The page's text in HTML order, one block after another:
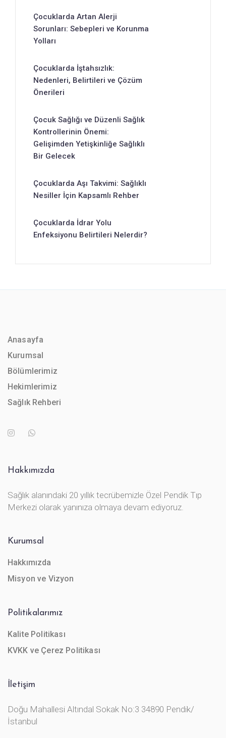
Çocuklarda Artan Alerji
Sorunları: Sebepleri ve Korunma
Yolları
Çocuklarda İştahsızlık:
Nedenleri, Belirtileri ve Çözüm
Önerileri
Çocuk Sağlığı ve Düzenli Sağlık
Kontrollerinin Önemi:
Gelişimden Yetişkinliğe Sağlıklı
Bir Gelecek
Çocuklarda Aşı Takvimi: Sağlıklı
Nesiller İçin Kapsamlı Rehber
Çocuklarda İdrar Yolu
Enfeksiyonu Belirtileri Nelerdir?
Anasayfa
Kurumsal
Bölümlerimiz
Hekimlerimiz
Sağlık Rehberi
Hakkımızda
Sağlık alanındaki 20 yıllık tecrübemizle Özel Pendik Tıp
Merkezi olarak yanınıza olmaya devam ediyoruz.
Kurumsal
Hakkımızda
Misyon ve Vizyon
Politikalarımız
Kalite Politikası
KVKK ve Çerez Politikası
İletişim
Doğu Mahallesi Altındal Sokak No:3 34890 Pendik/
İstanbul